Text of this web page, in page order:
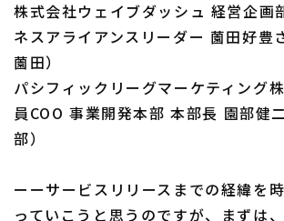
株式会社ウェイブダッシュ 経営企画
ネスアライアンスリーダー 薗田好豊
薗田）
パシフィックリーグマーケティング
員COO 事業開発本部 本部長 園部健
部）
ーーサービスリリースまでの経緯を
っていこうと思うのですが、まずは